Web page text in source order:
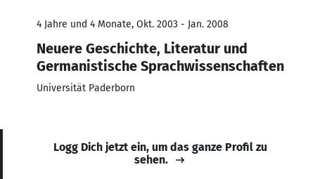
4 Jahre und 4 Monate, Okt. 2003 - Jan. 2008
Neuere Geschichte, Literatur und
Germanistische Sprachwissenschaften
Universität Paderborn
Logg Dich jetzt ein, um das ganze Profil zu
sehen.